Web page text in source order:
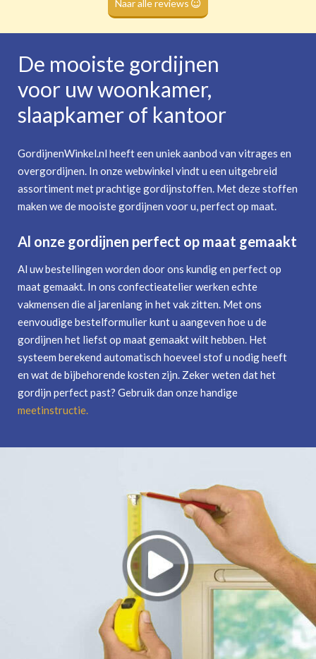
Naar alle reviews
De mooiste gordijnen
voor uw woonkamer,
slaapkamer of kantoor
GordijnenWinkel.nl heeft een uniek aanbod van vitrages en
overgordijnen. In onze webwinkel vindt u een uitgebreid
assortiment met prachtige gordijnstoffen. Met deze stoffen
maken we de mooiste gordijnen voor u, perfect op maat.
Al onze gordijnen perfect op maat gemaakt
Al uw bestellingen worden door ons kundig en perfect op
maat gemaakt. In ons confectieatelier werken echte
vakmensen die al jarenlang in het vak zitten. Met ons
eenvoudige bestelformulier kunt u aangeven hoe u de
gordijnen het liefst op maat gemaakt wilt hebben. Het
systeem berekend automatisch hoeveel stof u nodig heeft
en wat de bijbehorende kosten zijn. Zeker weten dat het
gordijn perfect past? Gebruik dan onze handige
meetinstructie.